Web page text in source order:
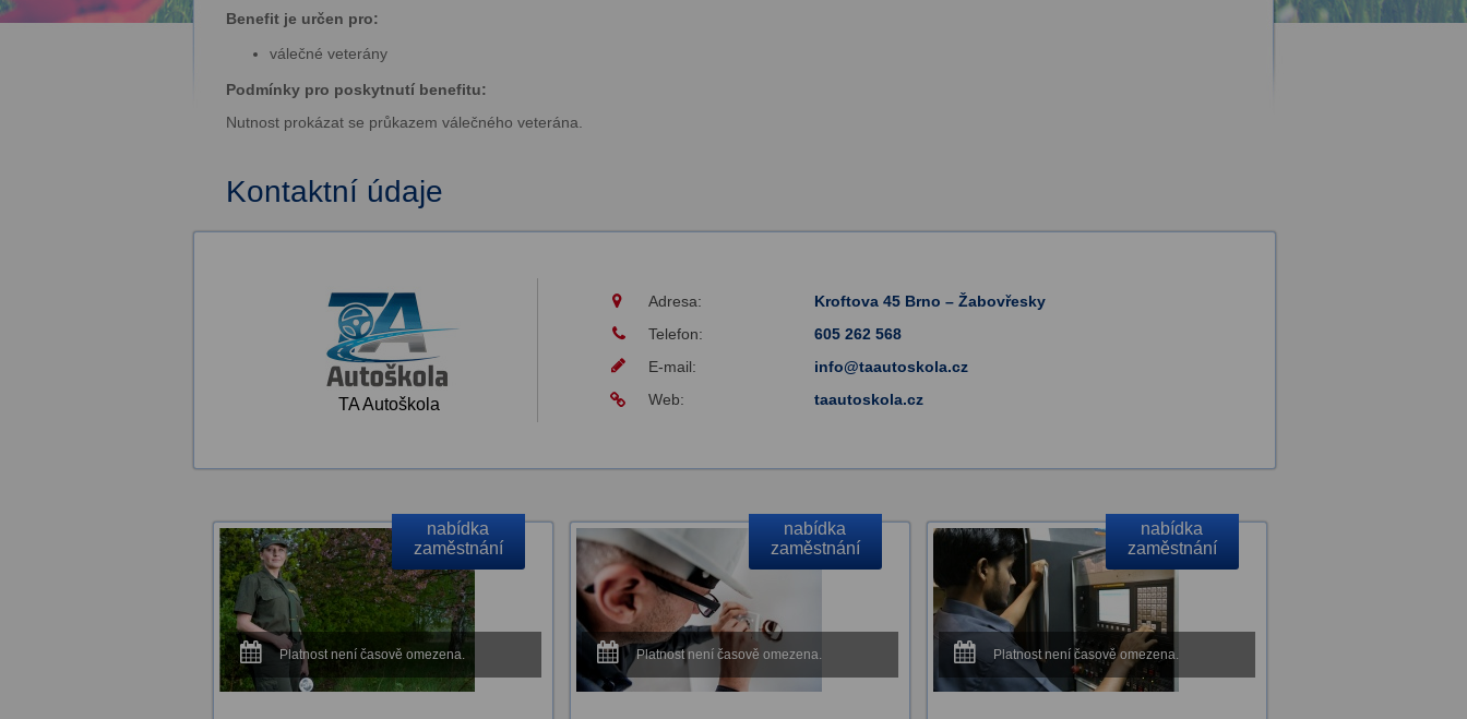
Benefit je určen pro:
válečné veterány
Podmínky pro poskytnutí benefitu:
Nutnost prokázat se průkazem válečného veterána.
Kontaktní údaje
TA Autoškola
Adresa:
Kroftova 45 Brno – Žabovřesky
Telefon:
605 262 568
E-mail:
info@taautoskola.cz
Web:
taautoskola.cz
nabídka
zaměstnání
Platnost není časově omezena.
nabídka
zaměstnání
Platnost není časově omezena.
nabídka
zaměstnání
Platnost není časově omezena.